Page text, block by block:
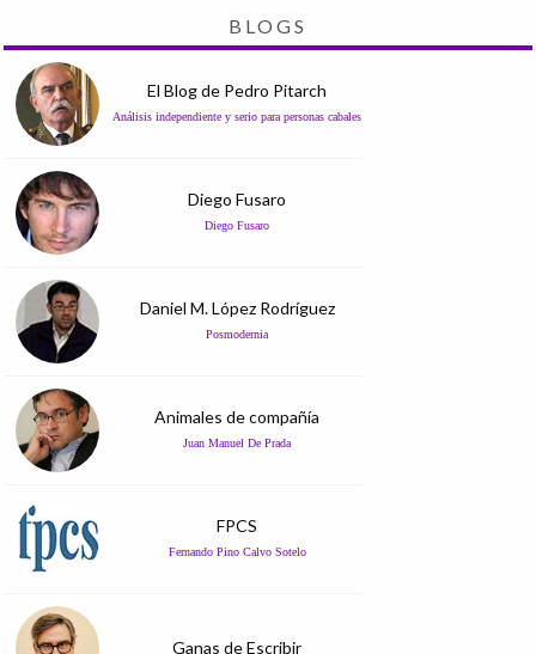
BLOGS
El Blog de Pedro Pitarch
Análisis independiente y serio para personas cabales
Diego Fusaro
Diego Fusaro
Daniel M. López Rodríguez
Posmodernia
Animales de compañía
Juan Manuel De Prada
FPCS
Fernando Pino Calvo Sotelo
Ganas de Escribir